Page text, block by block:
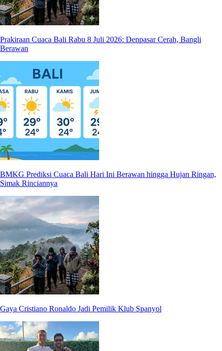
Prakiraan Cuaca Bali Rabu 8 Juli 2026: Denpasar Cerah, Bangli
Berawan
BMKG Prediksi Cuaca Bali Hari Ini Berawan hingga Hujan Ringan,
Simak Rinciannya
Gaya Cristiano Ronaldo Jadi Pemilik Klub Spanyol